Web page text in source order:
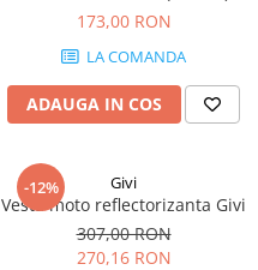
173,00 RON
LA COMANDA
ADAUGA IN COS
-12% Givi
Vesta moto reflectorizanta Givi
307,00 RON
270,16 RON